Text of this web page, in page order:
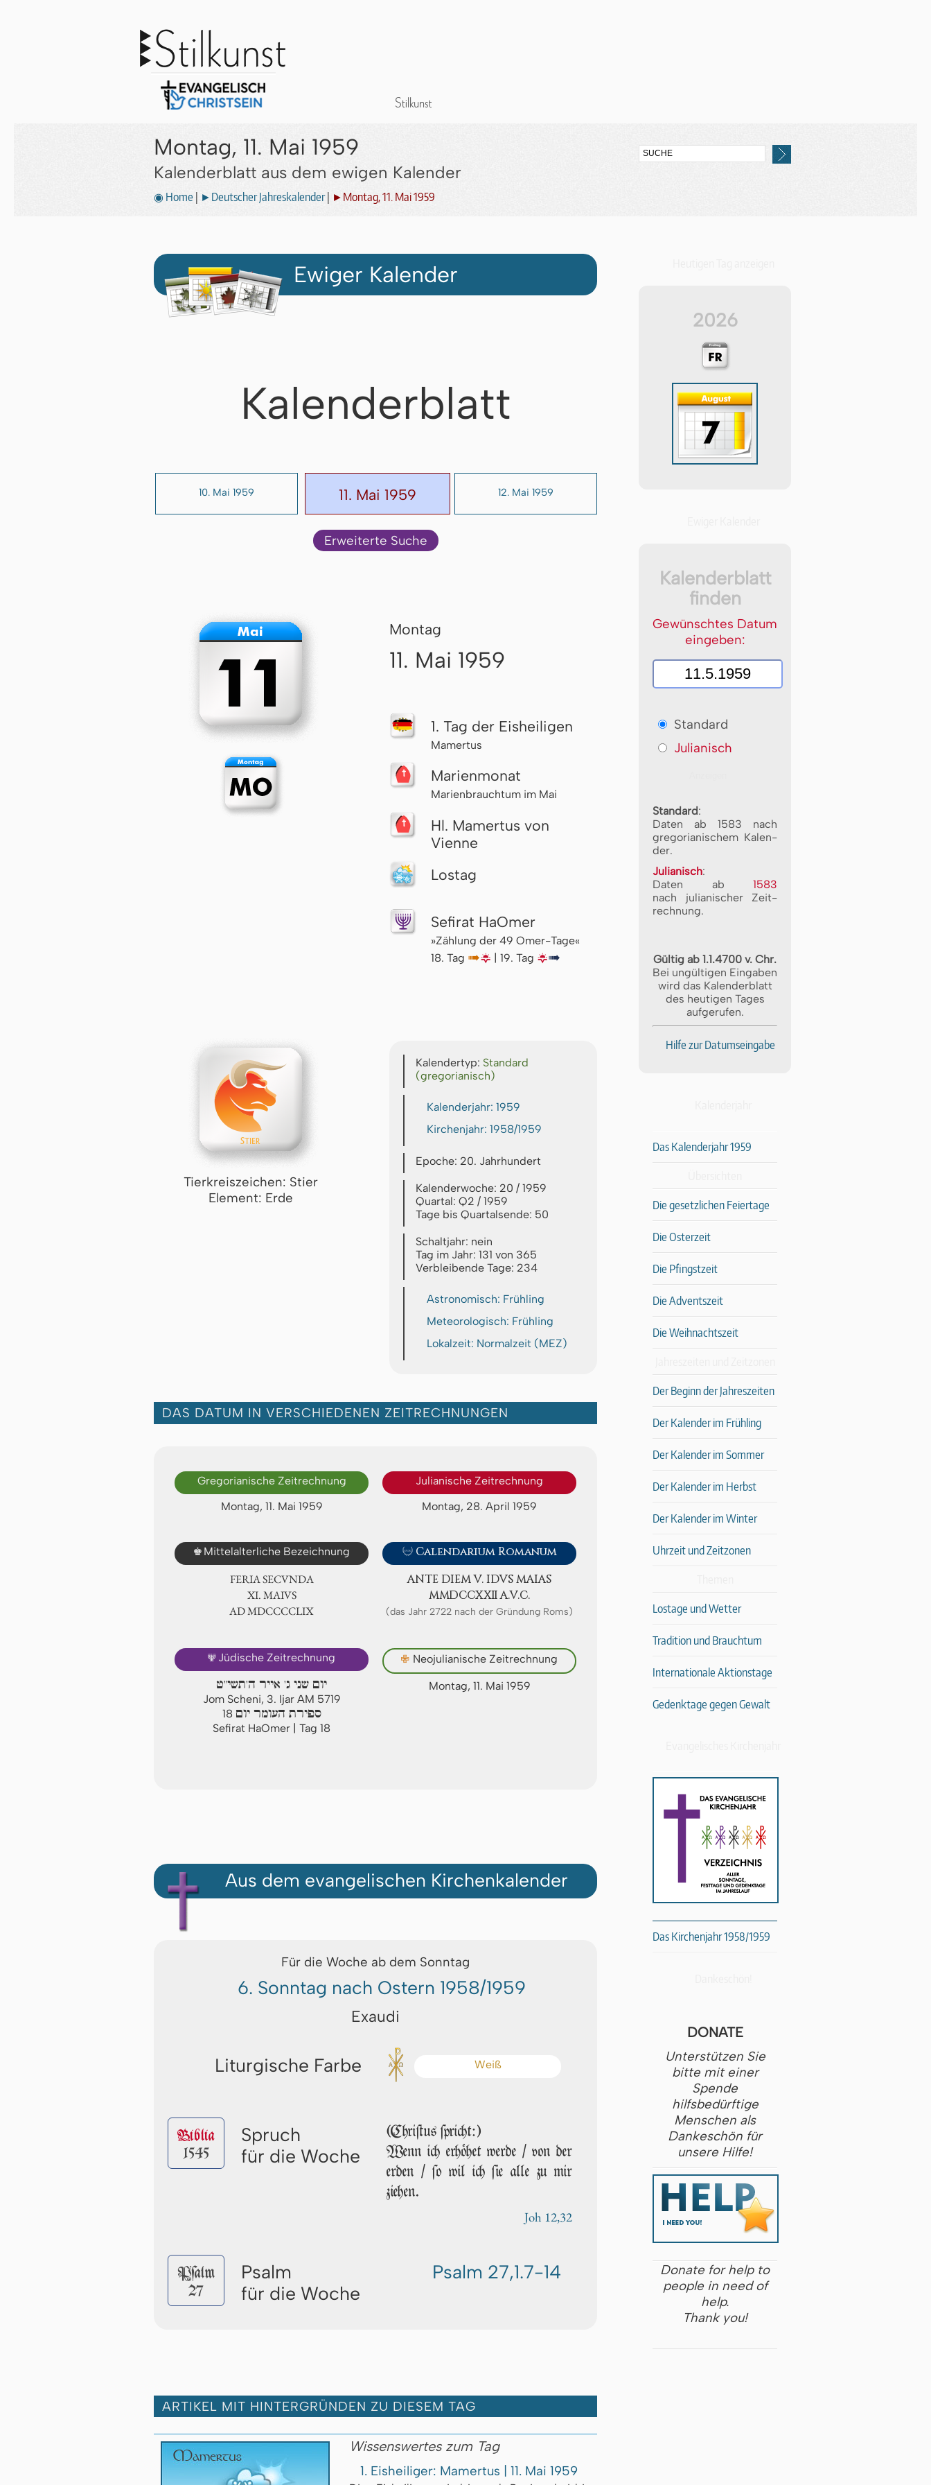
Montag, 11. Mai 1959
Kalenderblatt aus dem ewigen Kalender
◉ Home ►Deutscher Jahreskalender| ►Montag, 11. Mai 1959
Ewiger Kalender
Kalenderblatt
10. Mai 1959 11. Mai 1959 12. Mai 1959
Erweiterte Suche
Montag
11. Mai 1959
1. Tag der Eisheiligen
Mamertus
Marienmonat
Marienbrauchtum im Mai
Hl. Mamertus von
Vienne
Lostag
Sefirat HaOmer
»Zählung der 49 Omer-Tage«
18. Tag ↦🌇 | 19. Tag 🌇↦
Tierkreiszeichen: Stier
Element: Erde
Kalendertyp: Standard
(gregorianisch)
Kalenderjahr: 1959
Kirchenjahr: 1958/1959
Epoche: 20. Jahrhundert
Kalenderwoche: 20 / 1959
Quartal: Q2 / 1959
Tage bis Quartalsende: 50
Schaltjahr: nein
Tag im Jahr: 131 von 365
Verbleibende Tage: 234
Astronomisch: Frühling
Meteorologisch: Frühling
Lokalzeit: Normalzeit (MEZ)
DAS DATUM IN VERSCHIEDENEN ZEITRECHNUNGEN
Gregorianische Zeitrechnung
Montag, 11. Mai 1959
Julianische Zeitrechnung
Montag, 28. April 1959
♚ Mittelalterliche Bezeichnung
FERIA SECUNDA
Ⅺ. MAIVS
AD ⅯⅮⅭⅭⅭⅭⅬⅨ
 Calendarium Romanum
ANTE DIEM V. IDVS MAIAS
ⅯⅯⅮⅭⅭⅩⅫ A.V.C.
(das Jahr 2722 nach der Gründung Roms)
🕎 Jüdische Zeitrechnung
יום שני ג' אייר ה'תשי"ט
Jom Scheni, 3. Ijar AM 5719
18 ספירת העומר יום
Sefirat HaOmer | Tag 18
✙ Neojulianische Zeitrechnung
Montag, 11. Mai 1959
Aus dem evangelischen Kirchenkalender
Für die Woche ab dem Sonntag
6. Sonntag nach Ostern 1958/1959
Exaudi
Liturgische Farbe Weiß
Biblia
1545
Spruch
für die Woche
(Chriſtus ſpricht:)
Wenn ich erhöhet wer­de / von der
erden / ſo wil ich ſie alle zu mir
ziehen.
Joh 12,32
Pſalm
27
Psalm
für die Woche
Psalm 27,1.7-14
ARTIKEL MIT HINTERGRÜNDEN ZU DIESEM TAG
Wissenswertes zum Tag
1. Eisheiliger: Mamertus | 11. Mai 1959
2026
Kalenderblatt
finden
Gewünschtes Datum
eingeben:
Standard
Julianisch
Standard:
Daten ab 1583 nach
gre­go­ri­a­ni­schem Ka­len­
der.
Julianisch:
Daten ab 1583
nach ju­li­a­ni­scher Zeit­
rech­nung.
Gültig ab 1.1.4700 v. Chr.
Bei ungültigen Eingaben
wird das Kalenderblatt
des heutigen Tages
aufgerufen.
Hilfe zur Datumseingabe
Das Kalenderjahr 1959
Die gesetzlichen Feiertage
Die Osterzeit
Die Pfingstzeit
Die Adventszeit
Die Weihnachtszeit
Der Beginn der Jahreszeiten
Der Kalender im Frühling
Der Kalender im Sommer
Der Kalender im Herbst
Der Kalender im Winter
Uhrzeit und Zeitzonen
Lostage und Wetter
Tradition und Brauchtum
Internationale Aktionstage
Gedenktage gegen Gewalt
Das Kirchenjahr 1958/1959
DONATE
Unterstützen Sie
bitte mit einer
Spende
hilfsbedürftige
Menschen als
Dankeschön für
unsere Hilfe!
Donate for help to
people in need of
help.
Thank you!